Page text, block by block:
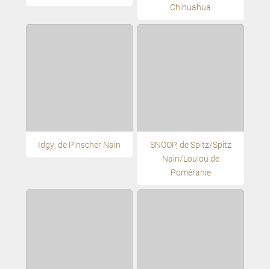
Chihuahua
Idgy, de Pinscher Nain
SNOOP, de Spitz/Spitz
Nain/Loulou de
Poméranie